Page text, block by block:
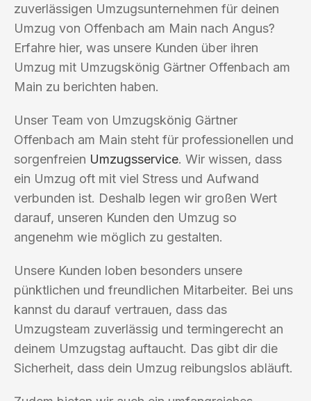
zuverlässigen Umzugsunternehmen für deinen
Umzug von Offenbach am Main nach Angus?
Erfahre hier, was unsere Kunden über ihren
Umzug mit Umzugskönig Gärtner Offenbach am
Main zu berichten haben.
Unser Team von Umzugskönig Gärtner
Offenbach am Main steht für professionellen und
sorgenfreien Umzugsservice. Wir wissen, dass
ein Umzug oft mit viel Stress und Aufwand
verbunden ist. Deshalb legen wir großen Wert
darauf, unseren Kunden den Umzug so
angenehm wie möglich zu gestalten.
Unsere Kunden loben besonders unsere
pünktlichen und freundlichen Mitarbeiter. Bei uns
kannst du darauf vertrauen, dass das
Umzugsteam zuverlässig und termingerecht an
deinem Umzugstag auftaucht. Das gibt dir die
Sicherheit, dass dein Umzug reibungslos abläuft.